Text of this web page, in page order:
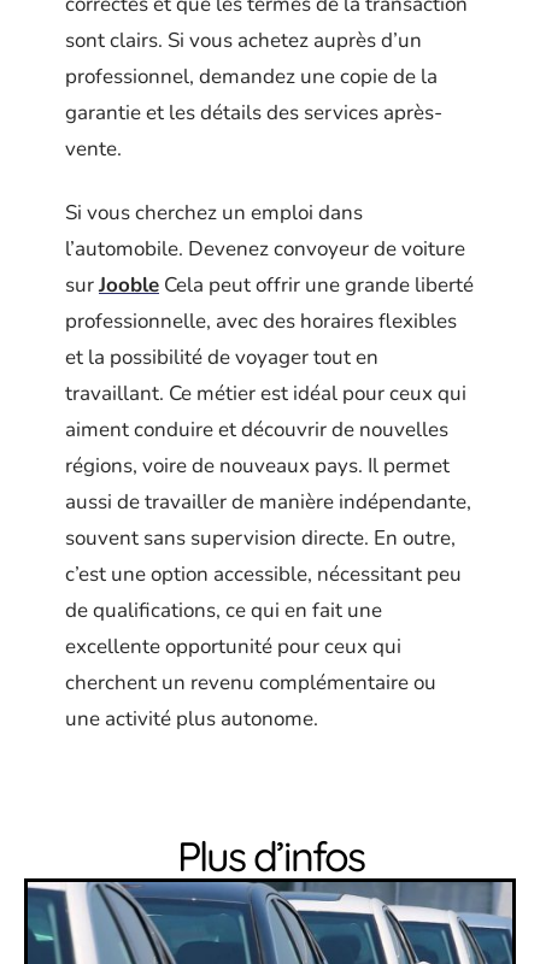
sont clairs. Si vous achetez auprès d’un
professionnel, demandez une copie de la
garantie et les détails des services après-
vente.
Si vous cherchez un emploi dans
l’automobile. Devenez convoyeur de voiture
surJooble Cela peut offrir une grande liberté
professionnelle, avec des horaires flexibles
et la possibilité de voyager tout en
travaillant. Ce métier est idéal pour ceux qui
aiment conduire et découvrir de nouvelles
régions, voire de nouveaux pays. Il permet
aussi de travailler de manière indépendante,
souvent sans supervision directe. En outre,
c’est une option accessible, nécessitant peu
de qualifications, ce qui en fait une
excellente opportunité pour ceux qui
cherchent un revenu complémentaire ou
une activité plus autonome.
Plus d’infos